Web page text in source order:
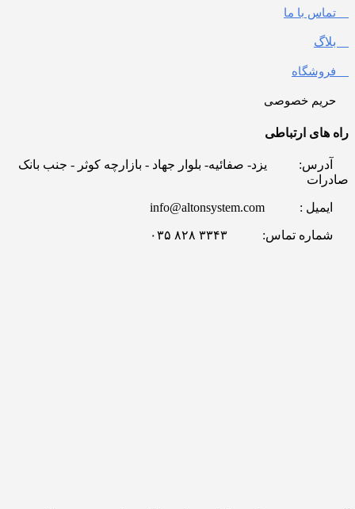
تماس با ما
بلاگ
فروشگاه
حریم خصوصی
راه های ارتباطی
آدرس: یزد- صفائیه- بلوار جهاد - بازارچه کوثر - جنب بانک
صادرات
ایمیل : info@altonsystem.com
شماره تماس: ۳۳۴۳ ۸۲۸ ۰۳۵